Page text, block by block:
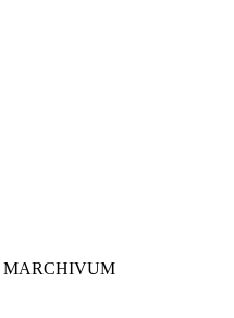
MARCHIVUM